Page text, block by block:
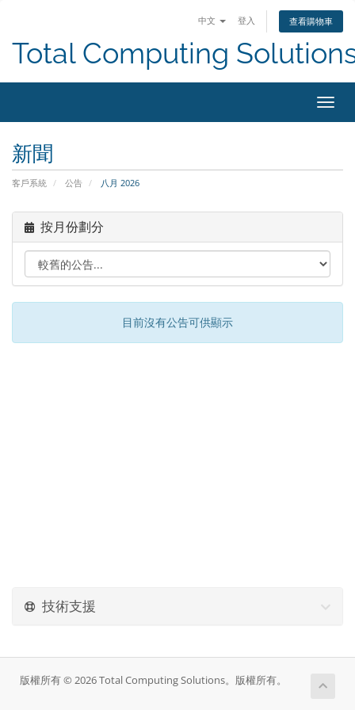
中文 登入 查看購物車
Total Computing
切
換
新聞
客戶系統 公告 八月 2026
按月份劃分
目前沒有公告可供顯示
技術支援
版權所有 © 2026 Total Computing Solutions。版權所有。